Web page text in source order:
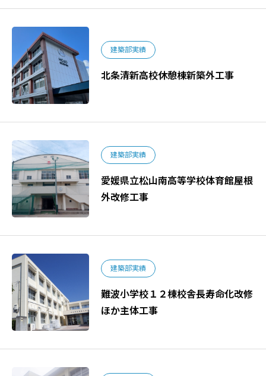
建築部実績
北条清新高校休憩棟新築外工事
建築部実績
愛媛県立松山南高等学校体育館屋根
外改修工事
建築部実績
難波小学校１２棟校舎長寿命化改修
ほか主体工事